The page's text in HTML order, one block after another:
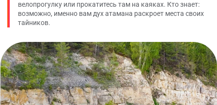
велопрогулку или прокатитесь там на каяках. Кто знает:
возможно, именно вам дух атамана раскроет места своих
тайников.